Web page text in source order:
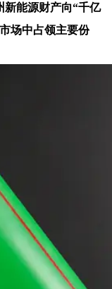
新能源财产向“千亿
场中占领主要份